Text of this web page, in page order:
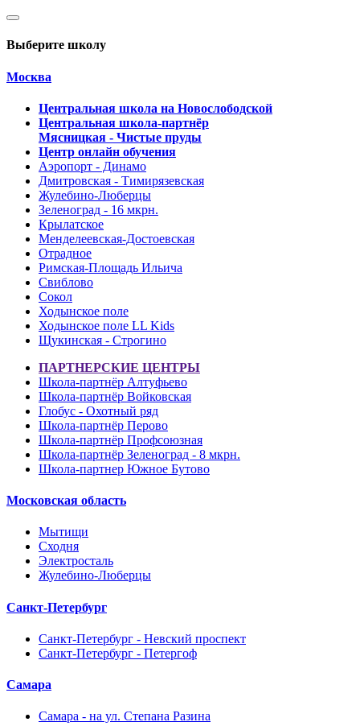
Выберите школу
Москва
Центральная школа на Новослободской
Центральная школа-партнёр
Мясницкая - Чистые пруды
Центр онлайн обучения
Аэропорт - Динамо
Дмитровская - Тимирязевская
Жулебино-Люберцы
Зеленоград - 16 мкрн.
Крылатское
Менделеевская-Достоевская
Отрадное
Римская-Площадь Ильича
Свиблово
Сокол
Ходынское поле
Ходынское поле LL Kids
Щукинская - Строгино
ПАРТНЕРСКИЕ ЦЕНТРЫ
Школа-партнёр Алтуфьево
Школа-партнёр Войковская
Глобус - Охотный ряд
Школа-партнёр Перово
Школа-партнёр Профсоюзная
Школа-партнёр Зеленоград - 8 мкрн.
Школа-партнер Южное Бутово
Московская область
Мытищи
Сходня
Электросталь
Жулебино-Люберцы
Санкт-Петербург
Санкт-Петербург - Невский проспект
Санкт-Петербург - Петергоф
Самара
Самара - на ул. Степана Разина